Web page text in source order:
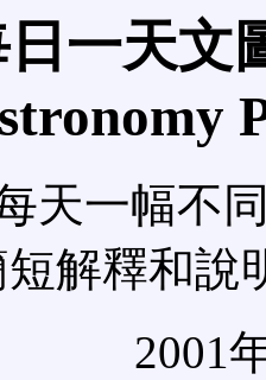
一天文
天一幅不
解釋和說
2001